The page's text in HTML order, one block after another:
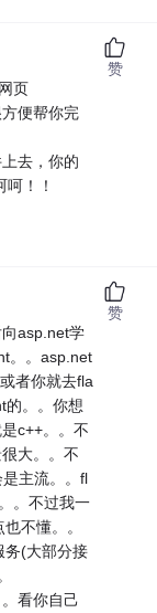
页
便帮你完
去，你的
！！
赞
asp.net学
。。asp.net
者你就去fla
的。。你想
c++。。不
大。。不
主流。。fl
。不过我一
不懂。。
务(大部分接
看你自己
赞